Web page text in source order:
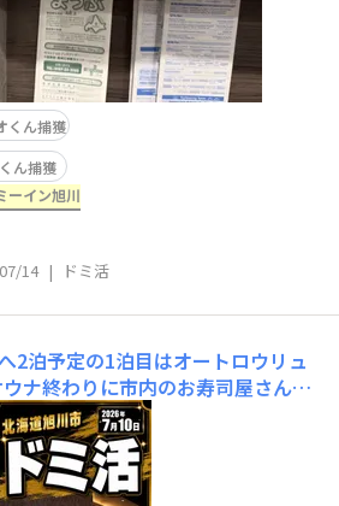
くん捕獲
ん捕獲
ーイン旭川
07/14 | ドミ活
2泊予定の1泊目はオートロウリュ
ナ終わりに市内のお寿司屋さんへ